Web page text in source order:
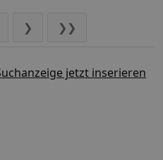
❯ ❯❯
jetzt inserieren